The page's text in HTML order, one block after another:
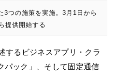
3つの施策を実施。3月1日から
提供開始する
するビジネスアプリ・クラ
パック」、そして固定通信